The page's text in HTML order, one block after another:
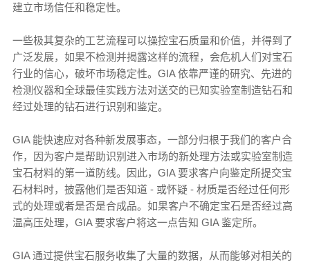
建立市场信任和稳定性。
一些极其复杂的工艺流程可以操控宝石质量和价值，并得到了
广泛发展，如果不检测并揭露这样的流程，会危机人们对宝石
行业的信心，破坏市场稳定性。GIA 依靠严谨的研究、先进的
检测仪器和全球最佳实践方法对送交的已知实验室制造钻石和
经过处理的钻石进行识别和鉴定。
GIA 能快速应对各种新发展事态，一部分归根于我们的客户合
作，因为客户是帮助识别进入市场的新处理方法或实验室制造
宝石材料的第一道防线。因此，GIA 要求客户向鉴定所提交宝
石材料时，披露他们是否知道 - 或怀疑 - 材质是否经过任何形
式的处理或者是否是合成品。如果客户不确定宝石是否经过高
温高压处理，GIA 要求客户将这一点告知 GIA 鉴定所。
GIA 通过提供宝石服务收集了大量的数据，从而能够对相关的